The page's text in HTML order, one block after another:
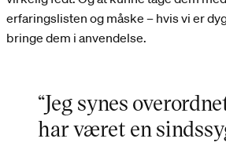
erfaringslisten og måske – hvis vi er
bringe dem i anvendelse.
“Jeg synes
har været en